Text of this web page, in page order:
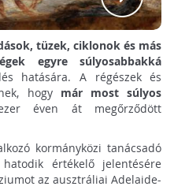
tüzek, ciklonok és más
egyre súlyosabbakká
hatására. A régészek és
hogymár most súlyos
éven át megőrződött
kormányközi tanácsadó
értékelő jelentésére
az ausztráliai Adelaide-